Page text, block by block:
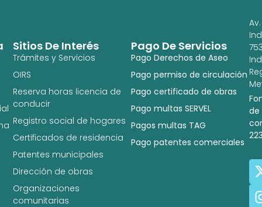
Pago De Servicios
Pago Derechos de Aseo
Pago permiso de circulación
Pago certificado de obras
Pago multas SERVEL
Pagos multas TAG
Pago patentes comerciales
Sitios De Interés
Trámites y Servicios
OIRS
Reserva horas licencia de
conducir
Registro social de hogares
Certificados de residencia
Patentes municipales
Dirección de obras
Organizaciones
comunitarias
Av.
de